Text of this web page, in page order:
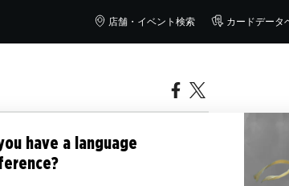
店舗・イベント検索 カードデータ
have a language